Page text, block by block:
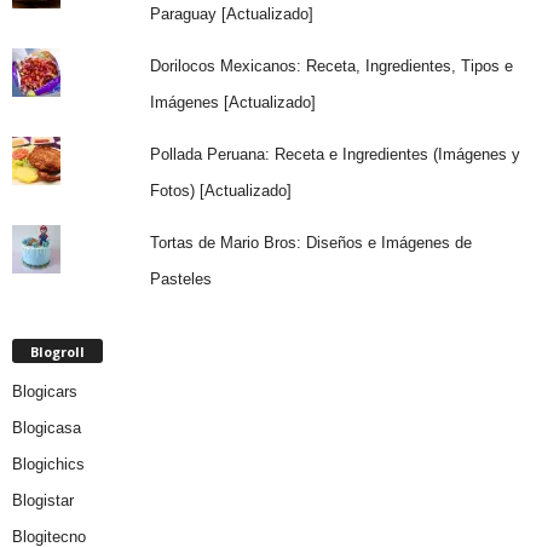
Paraguay [Actualizado]
Dorilocos Mexicanos: Receta, Ingredientes, Tipos e
Imágenes [Actualizado]
Pollada Peruana: Receta e Ingredientes (Imágenes y
Fotos) [Actualizado]
Tortas de Mario Bros: Diseños e Imágenes de
Pasteles
Blogroll
Blogicars
Blogicasa
Blogichics
Blogistar
Blogitecno